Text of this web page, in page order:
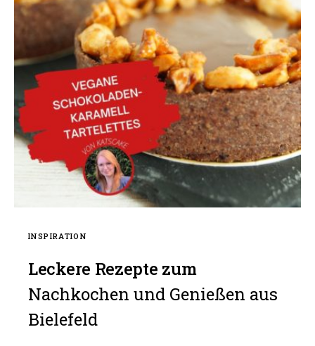
INSPIRATION
Leckere Rezepte zum
Nachkochen und Genießen aus
Bielefeld